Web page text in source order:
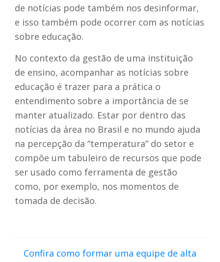
de notícias pode também nos desinformar,
e isso também pode ocorrer com as notícias
sobre educação.
No contexto da gestão de uma instituição
de ensino, acompanhar as notícias sobre
educação é trazer para a prática o
entendimento sobre a importância de se
manter atualizado. Estar por dentro das
notícias da área no Brasil e no mundo ajuda
na percepção da “temperatura” do setor e
compõe um tabuleiro de recursos que pode
ser usado como ferramenta de gestão
como, por exemplo, nos momentos de
tomada de decisão.
Confira como formar uma equipe de alta